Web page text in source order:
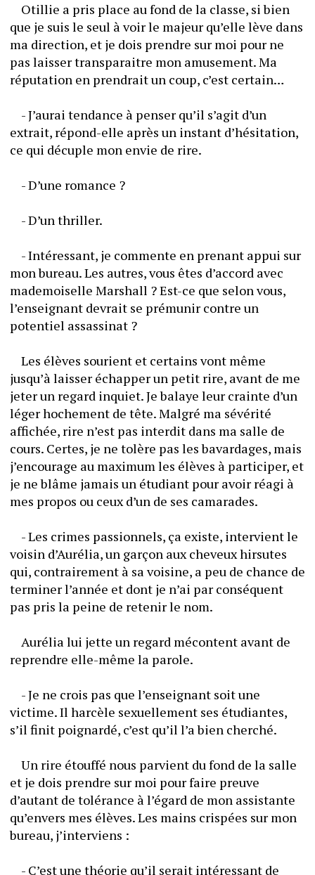
Otillie a pris place au fond de la classe, si bien
que je suis le seul à voir le majeur qu’elle lève dans
ma direction, et je dois prendre sur moi pour ne
pas laisser transparaitre mon amusement. Ma
réputation en prendrait un coup, c’est certain…
	- J’aurai tendance à penser qu’il s’agit d’un
extrait, répond-elle après un instant d’hésitation,
ce qui décuple mon envie de rire.
	- D’une romance ?
	- D’un thriller.
	- Intéressant, je commente en prenant appui sur
mon bureau. Les autres, vous êtes d’accord avec
mademoiselle Marshall ? Est-ce que selon vous,
l’enseignant devrait se prémunir contre un
potentiel assassinat ?
	Les élèves sourient et certains vont même
jusqu’à laisser échapper un petit rire, avant de me
jeter un regard inquiet. Je balaye leur crainte d’un
léger hochement de tête. Malgré ma sévérité
affichée, rire n’est pas interdit dans ma salle de
cours. Certes, je ne tolère pas les bavardages, mais
j’encourage au maximum les élèves à participer, et
je ne blâme jamais un étudiant pour avoir réagi à
mes propos ou ceux d’un de ses camarades.
	- Les crimes passionnels, ça existe, intervient le
voisin d’Aurélia, un garçon aux cheveux hirsutes
qui, contrairement à sa voisine, a peu de chance de
terminer l’année et dont je n’ai par conséquent
pas pris la peine de retenir le nom.
	Aurélia lui jette un regard mécontent avant de
reprendre elle-même la parole.
	- Je ne crois pas que l’enseignant soit une
victime. Il harcèle sexuellement ses étudiantes,
s’il finit poignardé, c’est qu’il l’a bien cherché.
	Un rire étouffé nous parvient du fond de la salle
et je dois prendre sur moi pour faire preuve
d’autant de tolérance à l’égard de mon assistante
qu’envers mes élèves. Les mains crispées sur mon
bureau, j’interviens :
	- C’est une théorie qu’il serait intéressant de